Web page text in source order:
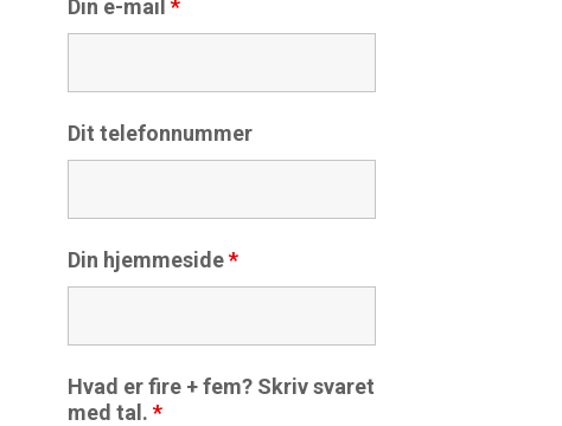
Din e-mail *
Dit telefonnummer
Din hjemmeside*
Hvad er fire + fem? Skriv svaret
med tal. *